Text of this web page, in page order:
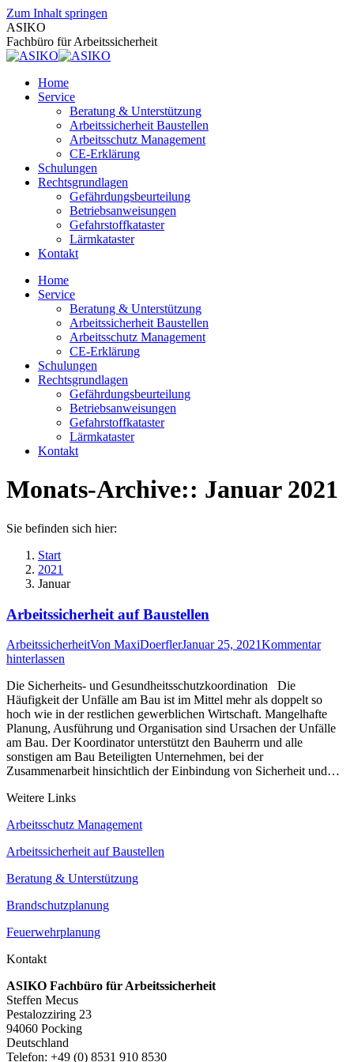
Zum Inhalt springen
ASIKO
Fachbüro für Arbeitssicherheit
Home
Service
Beratung & Unterstützung
Arbeitssicherheit Baustellen
Arbeitsschutz Management
CE-Erklärung
Schulungen
Rechtsgrundlagen
Gefährdungsbeurteilung
Betriebsanweisungen
Gefahrstoffkataster
Lärmkataster
Kontakt
Home
Service
Beratung & Unterstützung
Arbeitssicherheit Baustellen
Arbeitsschutz Management
CE-Erklärung
Schulungen
Rechtsgrundlagen
Gefährdungsbeurteilung
Betriebsanweisungen
Gefahrstoffkataster
Lärmkataster
Kontakt
Monats-Archive:: Januar 2021
Sie befinden sich hier:
Start
2021
Januar
Arbeitssicherheit auf Baustellen
ArbeitssicherheitVon MaxiDoerflerJanuar 25, 2021Kommentar
hinterlassen
Die Sicherheits- und Gesundheitsschutzkoordination Die
Häufigkeit der Unfälle am Bau ist im Mittel mehr als doppelt so
hoch wie in der restlichen gewerblichen Wirtschaft. Mangelhafte
Planung, Ausführung und Organisation sind Ursachen der Unfälle
am Bau. Der Koordinator unterstützt den Bauherrn und alle
sonstigen am Bau Beteiligten Unternehmen, bei der
Zusammenarbeit hinsichtlich der Einbindung von Sicherheit und…
Weitere Links
Arbeitsschutz Management
Arbeitssicherheit auf Baustellen
Beratung & Unterstützung
Brandschutzplanung
Feuerwehrplanung
Kontakt
ASIKO Fachbüro für Arbeitssicherheit
Steffen Mecus
Pestalozziring 23
94060 Pocking
Deutschland
Telefon: +49 (0) 8531 910 8530